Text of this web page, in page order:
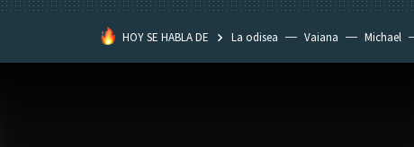
HOY SE HABLA DE La odisea Vaiana Michael